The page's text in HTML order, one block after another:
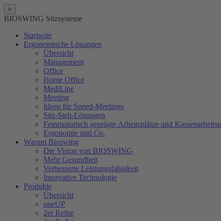
×
BIOSWING Sitzsysteme
Startseite
Ergonomische Lösungen
Übersicht
Management
Office
Home Office
MediLine
Meeting
Ideen für Speed-Meetings
Sitz-Steh-Lösungen
Feinmotorisch geprägte Arbeitsplätze und
Ergonomie und Co.
Warum Bioswing
Die Vision von BIOSWING
Mehr Gesundheit
Verbesserte Leistungsfähigkeit
Innovative Technologie
Produkte
Übersicht
oneUP
2er Reihe